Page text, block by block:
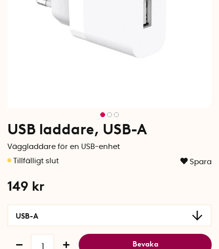
USB laddare, USB-A
Väggladdare för en USB-enhet
Spara
149 kr
USB-A
Bevaka